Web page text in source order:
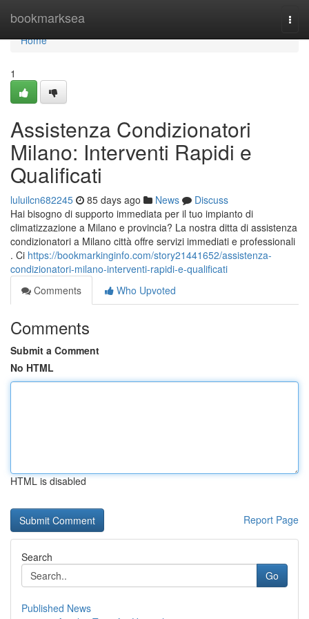
bookmarksea
Home
Home
1
Assistenza Condizionatori
Milano: Interventi Rapidi e
Qualificati
luluilcn682245 85 days ago News
Discuss
Hai bisogno di supporto immediata per il tuo impianto di
climatizzazione a Milano e provincia? La nostra ditta di assistenza
condizionatori a Milano città offre servizi immediati e professionali
. Ci https://bookmarkinginfo.com/story21441652/assistenza-
condizionatori-milano-interventi-rapidi-e-qualificati
Comments
Who Upvoted
Comments
Submit a Comment
No HTML
HTML is disabled
Report Page
Search
Go
Published News